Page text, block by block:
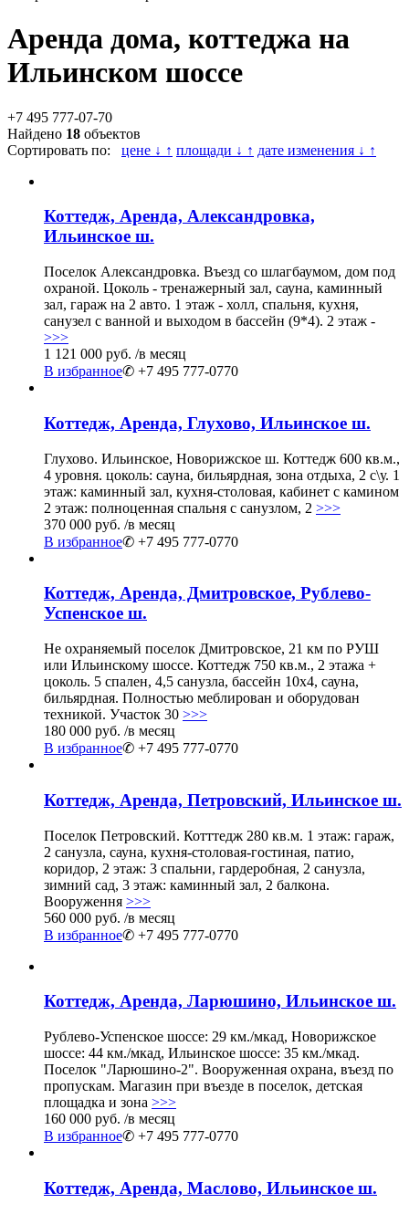
Аренда дома, коттеджа на
Ильинском шоссе
+7 495 777-07-70
Найдено 18 объектов
Сортировать по: цене ↓ ↑ площади ↓ ↑ дате изменения ↓ ↑
Коттедж, Аренда, Александровка,
Ильинское ш.
Поселок Александровка. Въезд со шлагбаумом, дом под
охраной. Цоколь - тренажерный зал, сауна, каминный
зал, гараж на 2 авто. 1 этаж - холл, спальня, кухня,
санузел с ванной и выходом в бассейн (9*4). 2 этаж -
>>>
1 121 000 руб. /в месяц
В избранное✆ +7 495 777-0770
Коттедж, Аренда, Глухово, Ильинское ш.
Глухово. Ильинское, Новорижское ш. Коттедж 600 кв.м.,
4 уровня. цоколь: сауна, бильярдная, зона отдыха, 2 с\у. 1
этаж: каминный зал, кухня-столовая, кабинет с камином
2 этаж: полноценная спальня с санузлом, 2 >>>
370 000 руб. /в месяц
В избранное✆ +7 495 777-0770
Коттедж, Аренда, Дмитровское, Рублево-
Успенское ш.
Не охраняемый поселок Дмитровское, 21 км по РУШ
или Ильинскому шоссе. Коттедж 750 кв.м., 2 этажа +
цоколь. 5 спален, 4,5 санузла, бассейн 10х4, сауна,
бильярдная. Полностью меблирован и оборудован
техникой. Участок 30 >>>
180 000 руб. /в месяц
В избранное✆ +7 495 777-0770
Коттедж, Аренда, Петровский, Ильинское ш.
Поселок Петровский. Котттедж 280 кв.м. 1 этаж: гараж,
2 санузла, сауна, кухня-столовая-гостиная, патио,
коридор, 2 этаж: 3 спальни, гардеробная, 2 санузла,
зимний сад, 3 этаж: каминный зал, 2 балкона.
Вооруження >>>
560 000 руб. /в месяц
В избранное✆ +7 495 777-0770
Коттедж, Аренда, Ларюшино, Ильинское ш.
Рублево-Успенское шоссе: 29 км./мкад, Новорижское
шоссе: 44 км./мкад, Ильинское шоссе: 35 км./мкад.
Поселок "Ларюшино-2". Вооруженная охрана, въезд по
пропускам. Магазин при въезде в поселок, детская
площадка и зона >>>
160 000 руб. /в месяц
В избранное✆ +7 495 777-0770
Коттедж, Аренда, Маслово, Ильинское ш.